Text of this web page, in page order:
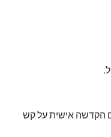
או לב 18 אינץ עם הקדשה אישית על קש